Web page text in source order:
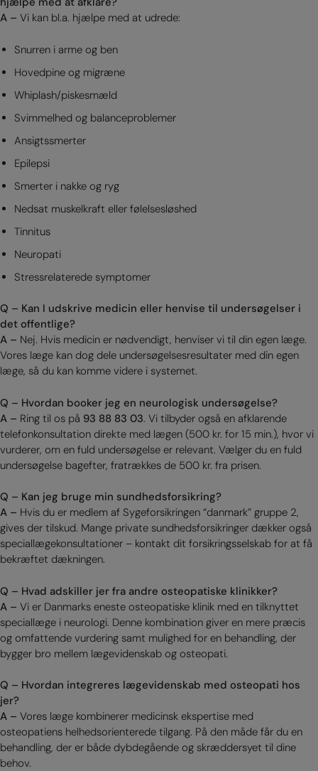
A – Vi kan bl.a. hjælpe med at udrede:
Snurren i arme og ben
Hovedpine og migræne
Whiplash/piskesmæld
Svimmelhed og balanceproblemer
Ansigtssmerter
Epilepsi
Smerter i nakke og ryg
Nedsat muskelkraft eller følelsesløshed
Tinnitus
Neuropati
Stressrelaterede symptomer
Q – Kan I udskrive medicin eller henvise til undersøgelser i
det offentlige?
A – Nej. Hvis medicin er nødvendigt, henviser vi til din egen læge.
Vores læge kan dog dele undersøgelsesresultater med din egen
læge, så du kan komme videre i systemet.
Q – Hvordan booker jeg en neurologisk undersøgelse?
A – Ring til os på 93 88 83 03. Vi tilbyder også en afklarende
telefonkonsultation direkte med lægen (500 kr. for 15 min.), hvor vi
vurderer, om en fuld undersøgelse er relevant. Vælger du en fuld
undersøgelse bagefter, fratrækkes de 500 kr. fra prisen.
Q – Kan jeg bruge min sundhedsforsikring?
A – Hvis du er medlem af Sygeforsikringen “danmark” gruppe 2,
gives der tilskud. Mange private sundhedsforsikringer dækker også
speciallægekonsultationer – kontakt dit forsikringsselskab for at få
bekræftet dækningen.
Q – Hvad adskiller jer fra andre osteopatiske klinikker?
A – Vi er Danmarks eneste osteopatiske klinik med en tilknyttet
speciallæge i neurologi. Denne kombination giver en mere præcis
og omfattende vurdering samt mulighed for en behandling, der
bygger bro mellem lægevidenskab og osteopati.
Q – Hvordan integreres lægevidenskab med osteopati hos
jer?
A – Vores læge kombinerer medicinsk ekspertise med
osteopatiens helhedsorienterede tilgang. På den måde får du en
behandling, der er både dybdegående og skræddersyet til dine
behov.